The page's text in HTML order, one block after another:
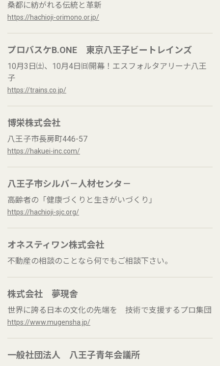
桑都に紡がれる伝統と革新
https://hachioji-orimono.or.jp/
プロバスケB.ONE 東京八王子ビートレインズ
10月3日㈯、10月4日㈰開幕！エスフォルタアリーナ八王
子
https://trains.co.jp/
博栄株式会社
八王子市長房町446-57
https://hakuei-inc.com/
八王子市シルバ－人材センタ－
高齢者の「健康づくりと生きがいづくり」
https://hachioji-sjc.org/
オネスティワン株式会社
不動産の相談のことなら何でもご相談下さい。
株式会社 夢現舎
世界に誇る日本の文化の先端を 技術で支援するプロ集団
https://www.mugensha.jp/
一般社団法人 八王子青年会議所